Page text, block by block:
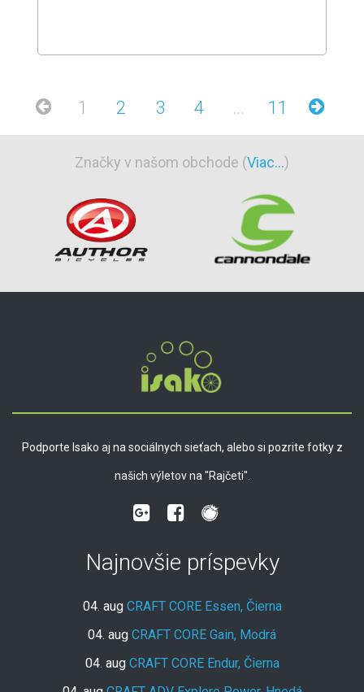
1 2 3 4 ... 11
Značky v našom obchode (Viac...)
Podporte Isako aj na sociálnych sieťach, alebo si pozrite fotky z
našich výletov na "Rajčeti".
Najnovšie príspevky
04. aug CRAFT CORE Essen, Čierna
04. aug CRAFT CORE Gain, Modrá
04. aug CRAFT CORE Endur, Čierna